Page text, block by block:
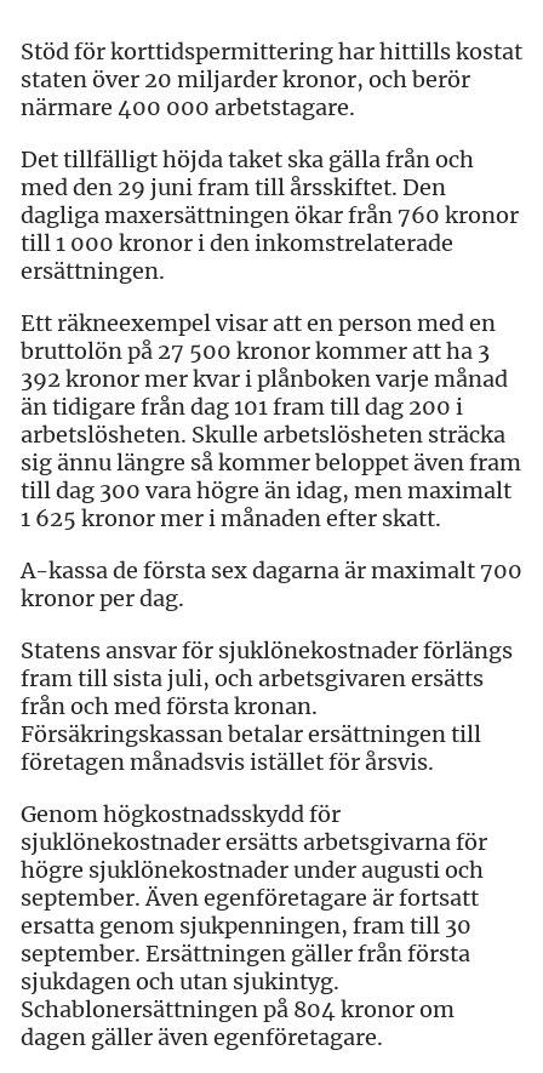
Stöd för korttidspermittering har hittills kostat
staten över 20 miljarder kronor, och berör
närmare 400 000 arbetstagare.
Det tillfälligt höjda taket ska gälla från och
med den 29 juni fram till årsskiftet. Den
dagliga maxersättningen ökar från 760 kronor
till 1 000 kronor i den inkomstrelaterade
ersättningen.
Ett räkneexempel visar att en person med en
bruttolön på 27 500 kronor kommer att ha 3
392 kronor mer kvar i plånboken varje månad
än tidigare från dag 101 fram till dag 200 i
arbetslösheten. Skulle arbetslösheten sträcka
sig ännu längre så kommer beloppet även fram
till dag 300 vara högre än idag, men maximalt
1 625 kronor mer i månaden efter skatt.
A-kassa de första sex dagarna är maximalt 700
kronor per dag.
Statens ansvar för sjuklönekostnader förlängs
fram till sista juli, och arbetsgivaren ersätts
från och med första kronan.
Försäkringskassan betalar ersättningen till
företagen månadsvis istället för årsvis.
Genom högkostnadsskydd för
sjuklönekostnader ersätts arbetsgivarna för
högre sjuklönekostnader under augusti och
september. Även egenföretagare är fortsatt
ersatta genom sjukpenningen, fram till 30
september. Ersättningen gäller från första
sjukdagen och utan sjukintyg.
Schablonersättningen på 804 kronor om
dagen gäller även egenföretagare.